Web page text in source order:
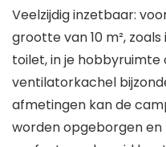
Veelzijdig inzetbaar:
grootte van 10 m²,
toilet, in je hobbyruimte
ventilatorkachel
afmetingen kan de
worden opgeborgen